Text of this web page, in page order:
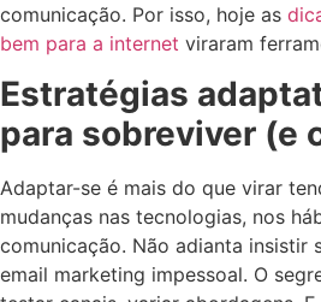
comunicação. Por isso, hoje as
bem para a internet viraram
Estratégias
para sobreviver (e
Adaptar-se é mais do que virar
mudanças nas tecnologias, nos
comunicação. Não adianta insistir
email marketing impessoal. O